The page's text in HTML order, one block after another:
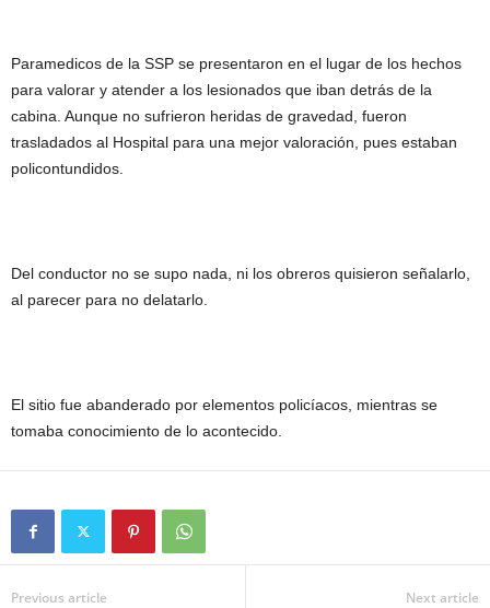
Paramedicos de la SSP se presentaron en el lugar de los hechos
para valorar y atender a los lesionados que iban detrás de la
cabina. Aunque no sufrieron heridas de gravedad, fueron
trasladados al Hospital para una mejor valoración, pues estaban
policontundidos.
Del conductor no se supo nada, ni los obreros quisieron señalarlo,
al parecer para no delatarlo.
El sitio fue abanderado por elementos policíacos, mientras se
tomaba conocimiento de lo acontecido.
Previous article Next article